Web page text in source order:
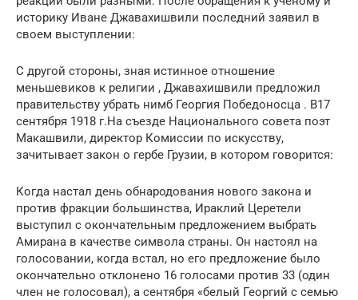
историку Иване Джавахишвили последний заявил в
своем выступлении:
С другой стороны, зная истинное отношение
меньшевиков к религии , Джавахишвили предложил
правительству убрать нимб Георгия Победоносца . В17
сентября 1918 г.На съезде Национального совета поэт
Макашвили, директор Комиссии по искусству,
зачитывает закон о гербе Грузии, в котором говорится:
Когда настал день обнародования нового закона и
против фракции большинства, Ираклий Церетели
выступил с окончательным предложением выбрать
Амирана в качестве символа страны. Он настоял на
голосовании, когда встал, но его предложение было
окончательно отклонено 16 голосами против 33 (один
член не голосовал), а сентября «белый Георгий с семью